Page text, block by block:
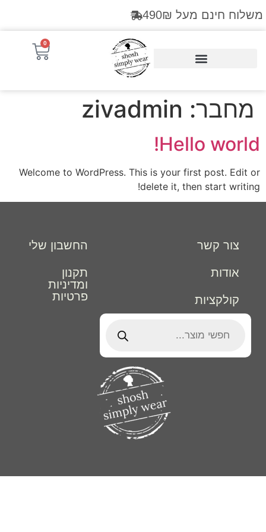
משלוח חינם מעל 490₪
0
מחבר: zivadmin
Hello world!
Welcome to WordPress. This is your first post. Edit or
delete it, then start writing!
צור קשר
אודות
קולקציות
החשבון שלי
תקנון
ומדיניות
פרטיות